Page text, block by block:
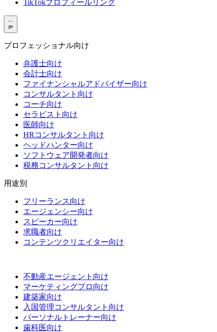
TikTokプロフィールリンク
···
プロフェッショナル向け
弁護士向け
会計士向け
ファイナンシャルアドバイザー向け
コンサルタント向け
コーチ向け
セラピスト向け
医師向け
HRコンサルタント向け
ヘッドハンター向け
ソフトウェア開発者向け
税務コンサルタント向け
用途別
フリーランス向け
エージェンシー向け
スピーカー向け
求職者向け
コンテンツクリエイター向け
不動産エージェント向け
マーケティングプロ向け
建築家向け
入国管理コンサルタント向け
パーソナルトレーナー向け
歯科医向け